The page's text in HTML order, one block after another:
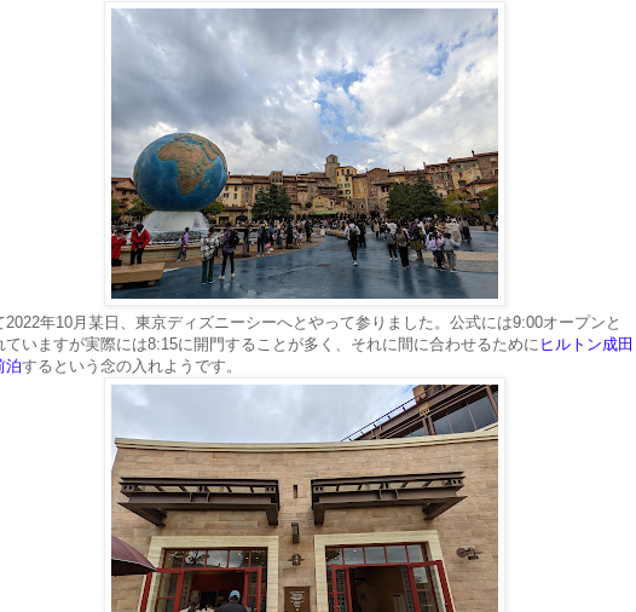
2022年10月某日、東京ディズニーシーへとやって参りました。公式には9:00オープンと
ていますが実際には8:15に開門することが多く、それに間に合わせるために ヒルトン成田
泊するという念の入れようです。